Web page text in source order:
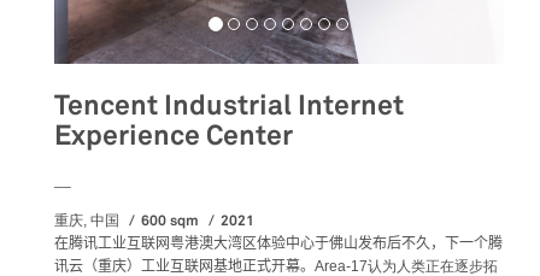
Tencent Industrial Internet
Experience Center
重庆, 中国 600 sqm 2021
在腾讯工业互联网粤港澳大湾区体验中心于佛山发布后不久，下一个腾
讯云（重庆）工业互联网基地正式开幕。 Area-17认为人类正在逐步拓